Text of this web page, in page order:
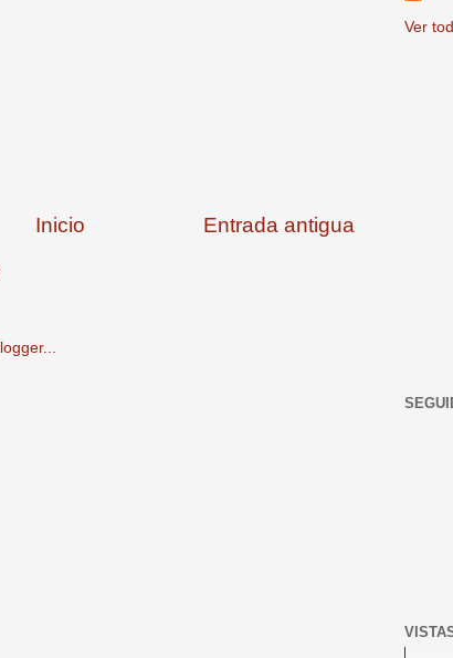
Entrada antigua
Inicio
Ver